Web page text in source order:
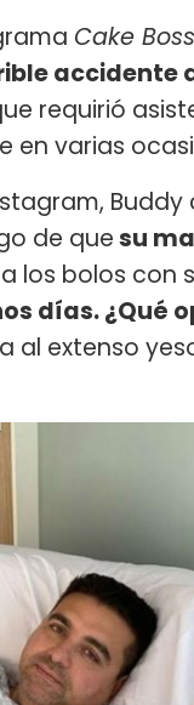
Cake Boss
accidente
requirió
en varias
de quesu
los bolos con
días. ¿Qué
al extenso